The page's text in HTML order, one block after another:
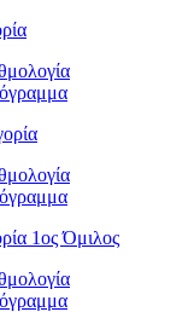
1ος Όμιλος